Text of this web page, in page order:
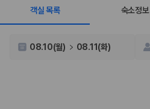
객실 목록 숙소정보
08.10(월) 08.11(화)